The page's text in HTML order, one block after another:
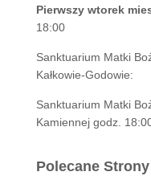
Pierwszy wtorek
18:00
Sanktuarium Matki
Kałkowie-Godowie:
Sanktuarium Matki
Kamiennej godz.
Polecane Strony